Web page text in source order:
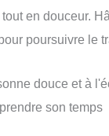
en douceur.
poursuivre le
douce et à
son